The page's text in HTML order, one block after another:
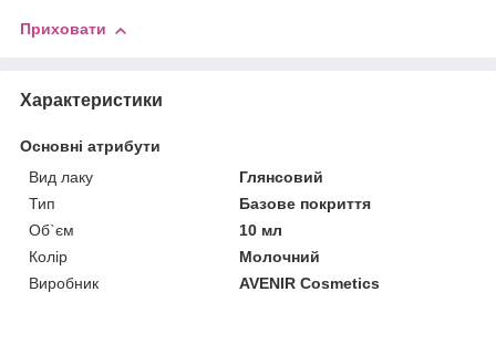
Приховати
Характеристики
Основні атрибути
Вид лаку
Глянсовий
Тип
Базове покриття
Об`єм
10 мл
Колір
Молочний
Виробник
AVENIR Cosmetics